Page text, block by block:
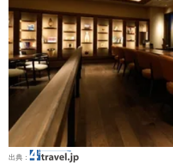
出典：